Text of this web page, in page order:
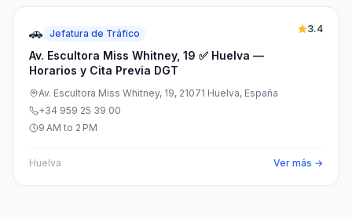
🚗 Jefatura de Tráfico
Av. Escultora Miss Whitney, 19 ✅ Huelva —
Horarios y Cita Previa DGT
3.4
Av. Escultora Miss Whitney, 19, 21071 Huelva, España
+34 959 25 39 00
9 AM to 2 PM
Huelva Ver más →